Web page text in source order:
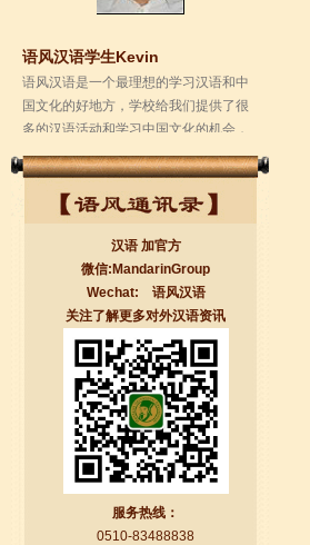
国文化的好地方，学校给我们提供了很
学校的环境是...
无锡语风汉语学校Jessie
我学习汉语已经八年了,我能听明白别人
说汉语,但是我自己说汉语却觉得说不出
口。我现在在语风汉语无锡校学习，每
天我都学习中国文化...
汉语 加官方
微信:MandarinGroup
Wechat: 语风汉语
关注了解更多对外汉语资讯
服务热线：
0510-83488838